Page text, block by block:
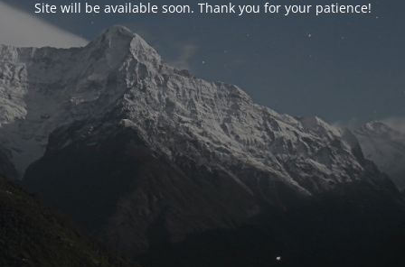
Site will be available soon. Thank you for your patience!